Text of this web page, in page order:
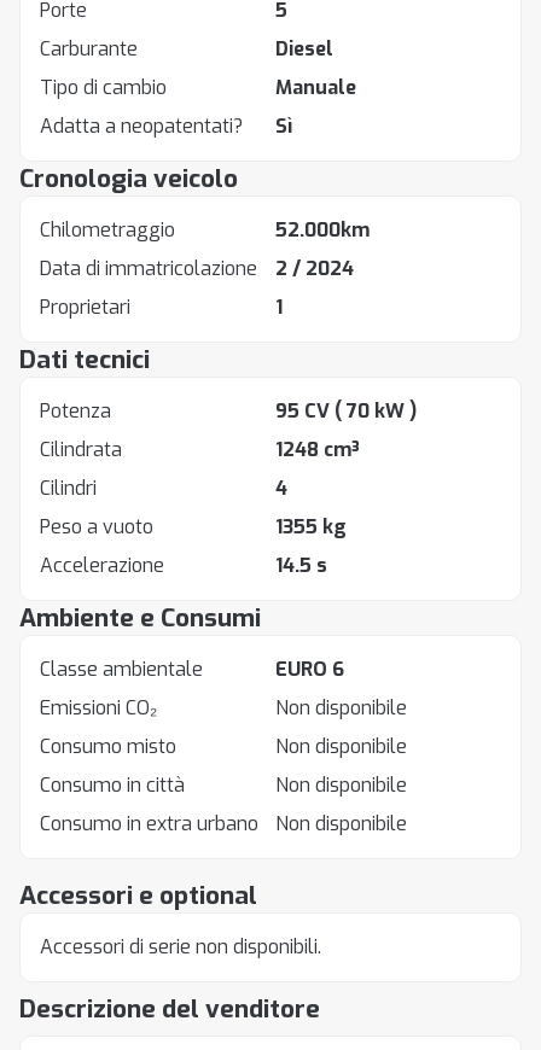
Descrizione del venditore
Accessori e optional
Accessori di serie non disponibili.
Porte
5
Carburante
Diesel
Tipo di cambio
Manuale
Adatta a neopatentati?
Sì
Cronologia veicolo
Chilometraggio
52.000km
Data di immatricolazione
2 / 2024
Proprietari
1
Dati tecnici
Potenza 95 CV ( 70 kW )
Cilindrata
1248 cm³
Cilindri
4
Peso a vuoto
1355 kg
Accelerazione
14.5 s
Ambiente e Consumi
Classe ambientale
EURO 6
Emissioni CO₂
Non disponibile
Consumo misto
Non disponibile
Consumo in città
Non disponibile
Consumo in extra urbano
Non disponibile